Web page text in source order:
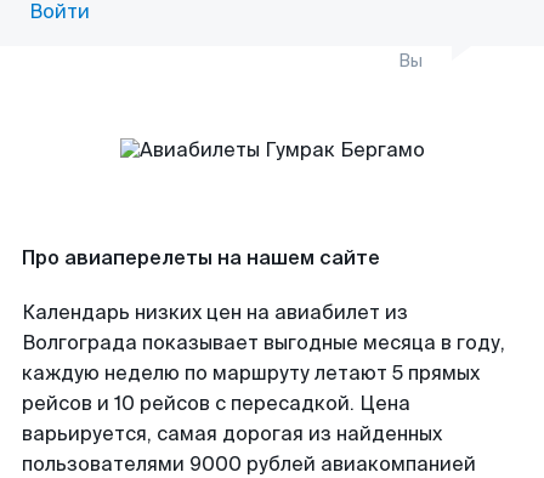
Войти
Вы
Про авиаперелеты на нашем сайте
Календарь низких цен на авиабилет из
Волгограда показывает выгодные месяца в году,
каждую неделю по маршруту летают 5 прямых
рейсов и 10 рейсов с пересадкой. Цена
варьируется, самая дорогая из найденных
пользователями 9000 рублей авиакомпанией